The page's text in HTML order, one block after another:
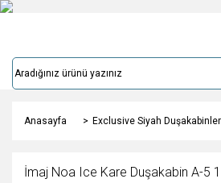
Anasayfa Exclusive Siyah Duşakabinler
İmaj Noa Ice Kare Duşakabin A-5